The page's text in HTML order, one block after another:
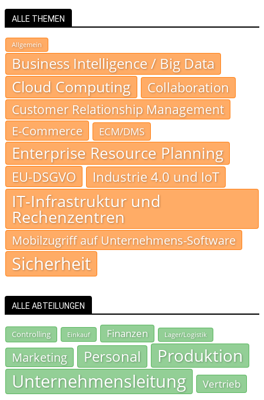
ALLE THEMEN
Allgemein
Business Intelligence / Big Data
Cloud Computing Collaboration
Customer Relationship Management
E-Commerce
ECM/DMS
Enterprise Resource Planning
EU-DSGVO Industrie 4.0 und IoT
IT-Infrastruktur und
Rechenzentren
Mobilzugriff auf Unternehmens-Software
Sicherheit
ALLE ABTEILUNGEN
Controlling Einkauf Finanzen Lager/Logistik
Marketing Personal Produktion
Unternehmensleitung Vertrieb